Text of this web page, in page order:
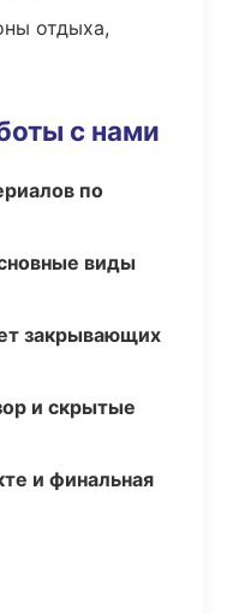
отдыха,
с нами
по
виды
закрывающих
и скрытые
и финальная